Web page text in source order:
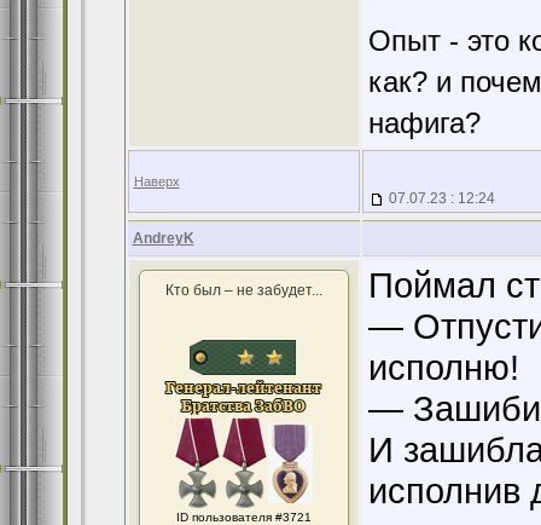
Опыт - это
как? и
нафига?
Наверх
07.07.23 : 12:24
AndreyK
Кто был – не забудет...
ID пользователя #3721
Поймал
—
исполню!
—
И
исполнив